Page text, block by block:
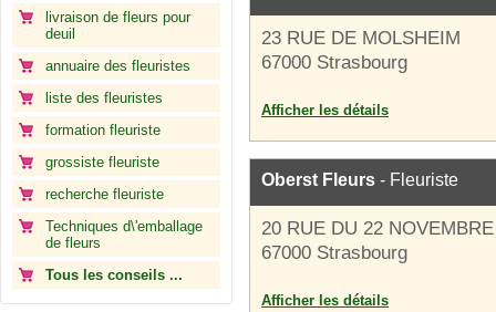
livraison de fleurs pour
deuil
annuaire des fleuristes
liste des fleuristes
formation fleuriste
grossiste fleuriste
recherche fleuriste
Techniques d\'emballage
de fleurs
Tous les conseils ...
23 RUE DE MOLSHEIM
67000 Strasbourg
Afficher les détails
Oberst Fleurs - Fleuriste
20 RUE DU 22 NOVEMBRE
67000 Strasbourg
Afficher les détails